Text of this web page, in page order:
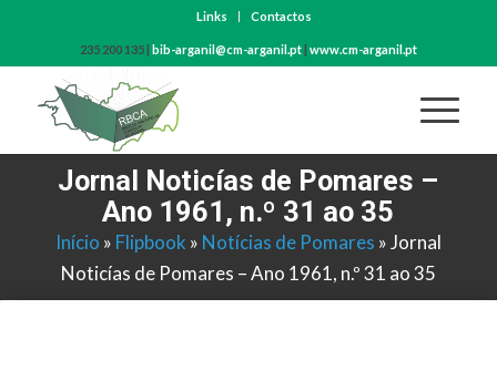
Links Contactos
235 200 135 | bib-arganil@cm-arganil.pt| www.cm-arganil.pt
Jornal Noticías de Pomares –
Ano 1961, n.º 31 ao 35
Início » Flipbook » Notícias de Pomares »Jornal
Noticías de Pomares – Ano 1961, n.º 31 ao 35